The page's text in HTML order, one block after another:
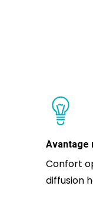
Avantage
Confort
diffusion